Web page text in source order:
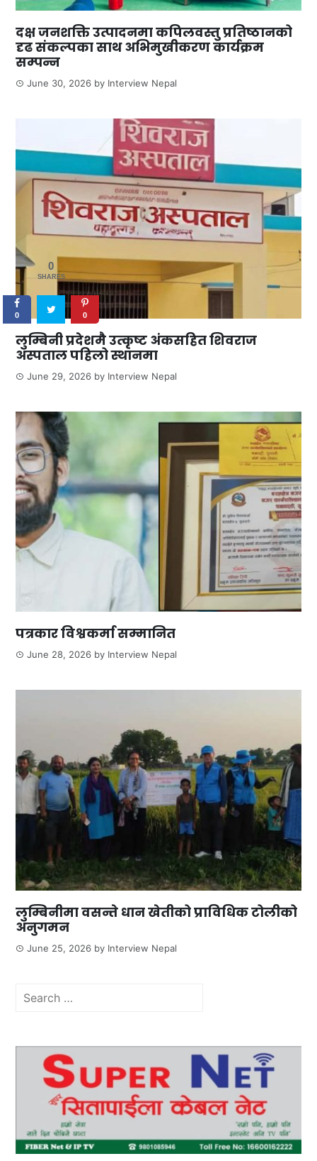
दक्ष जनशक्ति उत्पादनमा कपिलवस्तु प्रतिष्ठानको
दृढ संकल्पका साथ अभिमुखीकरण कार्यक्रम
सम्पन्न
June 30, 2026 by Interview Nepal
लुम्बिनी प्रदेशमै उत्कृष्ट अंकसहित शिवराज
अस्पताल पहिलो स्थानमा
June 29, 2026 by Interview Nepal
पत्रकार विश्वकर्मा सम्मानित
June 28, 2026 by Interview Nepal
लुम्बिनीमा वसन्ते धान खेतीको प्राविधिक टोलीको
अनुगमन
June 25, 2026 by Interview Nepal
Search
0
SHARES
0 0